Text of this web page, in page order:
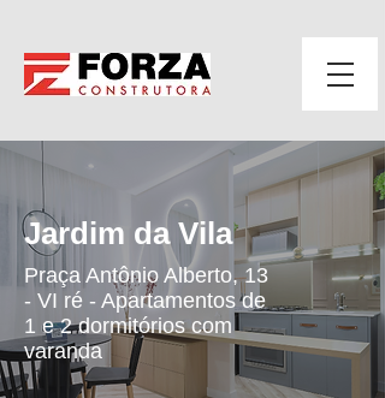
Jardim da Vila
Praça Antônio Alberto, 13
- VI ré - Apartamentos de
1 e 2 dormitórios com
varanda